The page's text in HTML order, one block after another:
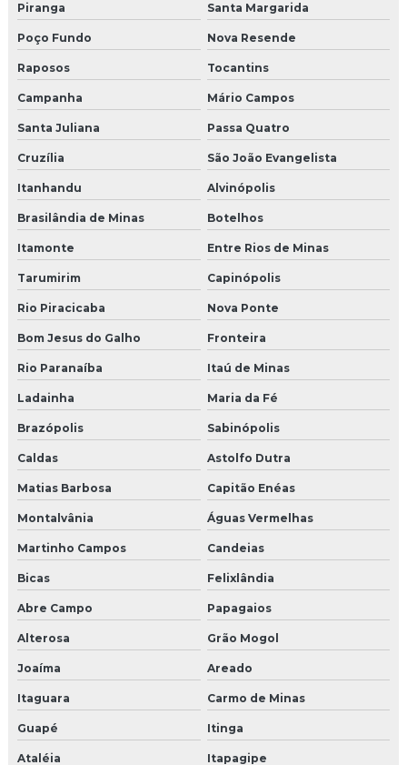
Piranga Santa Margarida
Poço Fundo Nova Resende
Raposos Tocantins
Campanha Mário Campos
Santa Juliana Passa Quatro
Cruzília São João Evangelista
Itanhandu Alvinópolis
Brasilândia de Minas Botelhos
Itamonte Entre Rios de Minas
Tarumirim Capinópolis
Rio Piracicaba Nova Ponte
Bom Jesus do Galho Fronteira
Rio Paranaíba Itaú de Minas
Ladainha Maria da Fé
Brazópolis Sabinópolis
Caldas Astolfo Dutra
Matias Barbosa Capitão Enéas
Montalvânia Águas Vermelhas
Martinho Campos Candeias
Bicas Felixlândia
Abre Campo Papagaios
Alterosa Grão Mogol
Joaíma Areado
Itaguara Carmo de Minas
Guapé Itinga
Ataléia Itapagipe